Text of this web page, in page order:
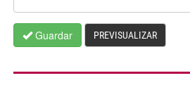
Guardar PREVISUALIZAR